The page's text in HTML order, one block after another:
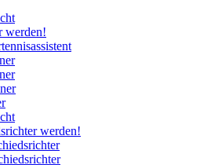
werden!
werden!